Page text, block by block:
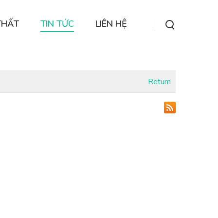
TIN TỨC LIÊN HỆ
Return